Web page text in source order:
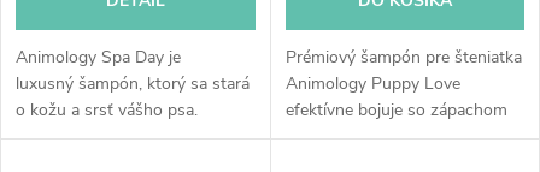
Animology Spa Day je
luxusný šampón, ktorý sa stará
o kožu a srsť vášho psa.
Šampón je obohatený o ovsené
Prémiový šampón pre šteniatka
Animology Puppy Love
efektívne bojuje so zápachom
srsti a nečistotami. Vhodný od